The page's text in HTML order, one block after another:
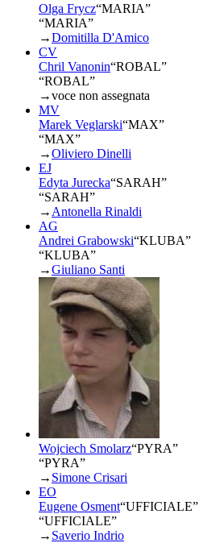
Olga Frycz“MARIA”
“MARIA”
→Domitilla D'Amico
CV
Chril Vanonin“ROBAL”
“ROBAL”
→voce non assegnata
MV
Marek Veglarski“MAX”
“MAX”
→Oliviero Dinelli
EJ
Edyta Jurecka“SARAH”
“SARAH”
→ Antonella Rinaldi
AG
Andrei Grabowski“KLUBA”
“KLUBA”
→Giuliano Santi
Wojciech Smolarz“PYRA”
“PYRA”
→ Simone Crisari
EO
Eugene Osment“UFFICIALE”
“UFFICIALE”
→ Saverio Indrio